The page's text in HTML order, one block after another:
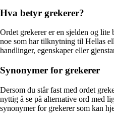
Hva betyr grekerer?
Ordet grekerer er en sjelden og lite
noe som har tilknytning til Hellas
handlinger, egenskaper eller
Synonymer for grekerer
Dersom du står fast med ordet
nyttig å se på alternative ord med
synonymer for grekerer som kan